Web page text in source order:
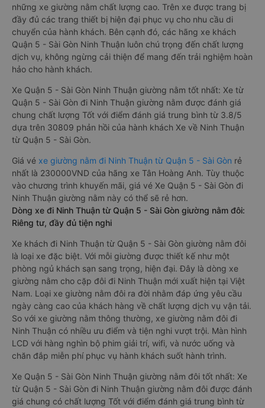
những xe giường nằm chất lượng cao. Trên xe được trang bị
đầy đủ các trang thiết bị hiện đại phục vụ cho nhu cầu di
chuyển của hành khách. Bên cạnh đó, các hãng xe khách
Quận 5 - Sài Gòn Ninh Thuận luôn chú trọng đến chất lượng
dịch vụ, không ngừng cải thiện để mang đến trải nghiệm hoàn
hảo cho hành khách.
Xe Quận 5 - Sài Gòn Ninh Thuận giường nằm tốt nhất: Xe từ
Quận 5 - Sài Gòn đi Ninh Thuận giường nằm được đánh giá
chung chất lượng Tốt với điểm đánh giá trung bình từ 3.8/5
dựa trên 30809 phản hồi của hành khách Xe về Ninh Thuận
từ Quận 5 - Sài Gòn.
Giá vé xe giường nằm đi Ninh Thuận từ Quận 5 - Sài Gòn rẻ
nhất là 230000VND của hãng xe Tân Hoàng Anh. Tùy thuộc
vào chương trình khuyến mãi, giá vé Xe Quận 5 - Sài Gòn đi
Ninh Thuận giường nằm này có thể sẽ rẻ hơn.
Dòng xe đi Ninh Thuận từ Quận 5 - Sài Gòn giường nằm đôi:
Riêng tư, đầy đủ tiện nghi
Xe khách đi Ninh Thuận từ Quận 5 - Sài Gòn giường nằm đôi
là loại xe đặc biệt. Với mỗi giường được thiết kế như một
phòng ngủ khách sạn sang trọng, hiện đại. Đây là dòng xe
giường nằm cho cặp đôi đi Ninh Thuận mới xuất hiện tại Việt
Nam. Loại xe giường nằm đôi ra đời nhằm đáp ứng yêu cầu
ngày càng cao của khách hàng về chất lượng dịch vụ vận tải.
So với xe giường nằm thông thường, xe giường nằm đôi đi
Ninh Thuận có nhiều ưu điểm và tiện nghi vượt trội. Màn hình
LCD với hàng nghìn bộ phim giải trí, wifi, và nước uống và
chăn đắp miễn phí phục vụ hành khách suốt hành trình.
Xe Quận 5 - Sài Gòn Ninh Thuận giường nằm đôi tốt nhất: Xe
từ Quận 5 - Sài Gòn đi Ninh Thuận giường nằm đôi được đánh
giá chung có chất lượng Tốt với điểm đánh giá trung bình từ